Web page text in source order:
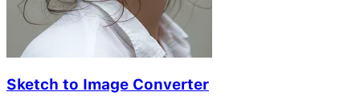
Sketch to Image Converter